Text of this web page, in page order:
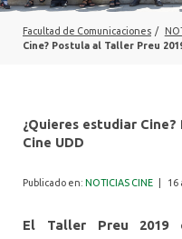
INVESTIGACIÓN
ALUMNI
Facultad de Comunicaciones /
Cine? Postula al Taller Preu
¿Quieres estudiar
Cine UDD
Publicado en: NOTICIAS CINE 16
El Taller Preu 2019